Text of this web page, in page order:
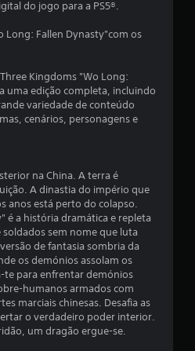
t
d
e
1
1
9
do jogo para a PS5®.
Long: Fallen Dynasty"com os
Kingdoms "Wo Long:
uma edição completa, incluindo
variedade de conteúdo
cenários, personagens e
na China. A terra é
A dinastia do império que
anos está perto do colapso.
é a história dramática e repleta
soldados sem nome que luta
de fantasia sombria da
os demónios assolam os
te para enfrentar demónios
humanos armados com
marciais chinesas. Desafia as
o verdadeiro poder interior.
um dragão ergue-se.